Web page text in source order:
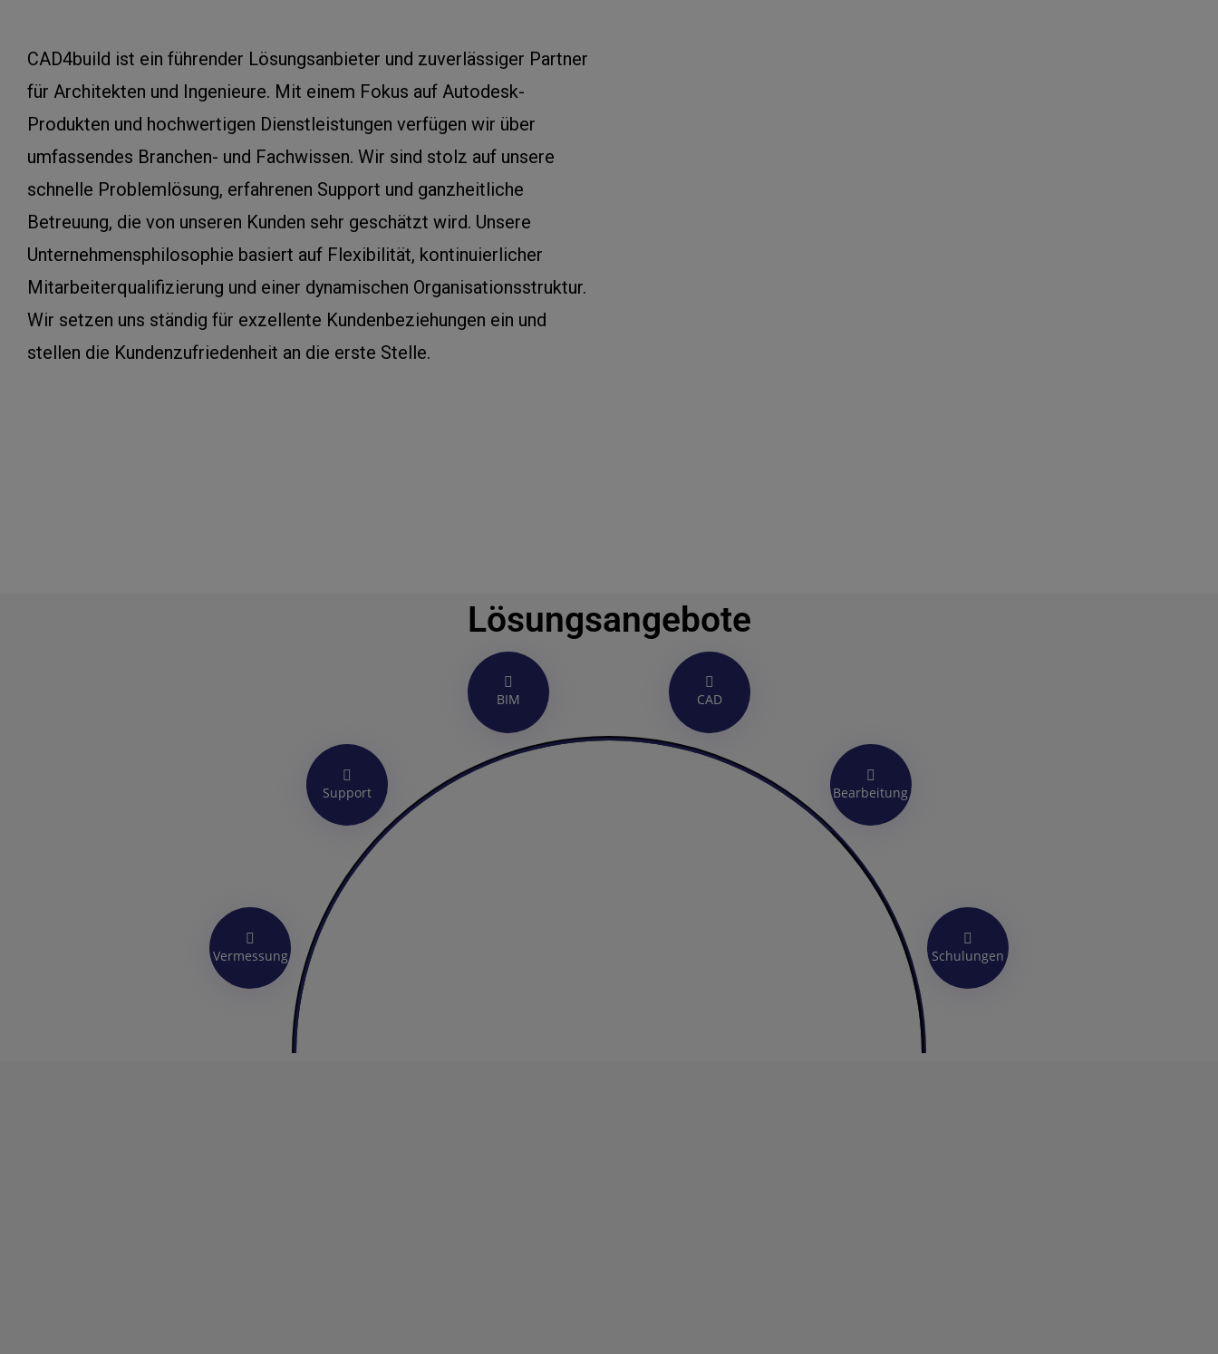
CAD4build ist ein führender Lösungsanbieter und zuverlässiger Partner
für Architekten und Ingenieure. Mit einem Fokus auf Autodesk-
Produkten und hochwertigen Dienstleistungen verfügen wir über
umfassendes Branchen- und Fachwissen. Wir sind stolz auf unsere
schnelle Problemlösung, erfahrenen Support und ganzheitliche
Betreuung, die von unseren Kunden sehr geschätzt wird. Unsere
Unternehmensphilosophie basiert auf Flexibilität, kontinuierlicher
Mitarbeiterqualifizierung und einer dynamischen Organisationsstruktur.
Wir setzen uns ständig für exzellente Kundenbeziehungen ein und
stellen die Kundenzufriedenheit an die erste Stelle.
Lösungsangebote
Vermessung
Support
BIM CAD
Bearbeitung
Schulungen